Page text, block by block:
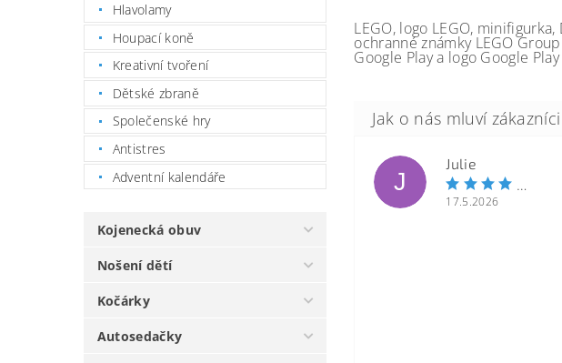
Hlavolamy
Houpací koně
Kreativní tvoření
Dětské zbraně
Společenské hry
Antistres
Adventní kalendáře
Kojenecká obuv
Nošení dětí
Kočárky
Autosedačky
LEGO, logo LEGO, minifigurka,
ochranné známky LEGO
Google Play a logo Google
J
Julie
17.5.2026